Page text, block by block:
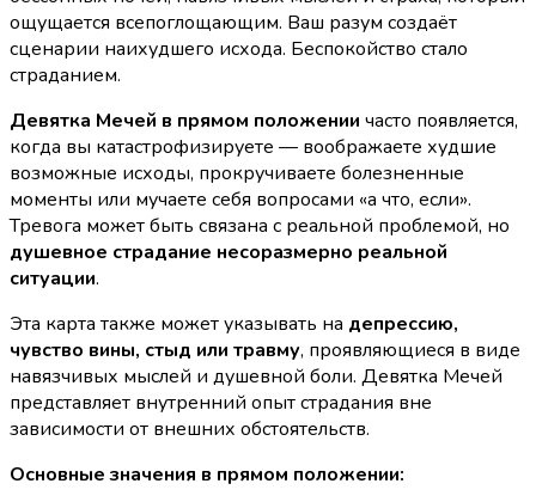
ощущается всепоглощающим. Ваш разум создаёт
сценарии наихудшего исхода. Беспокойство стало
страданием.
Девятка Мечей в прямом положении часто появляется,
когда вы катастрофизируете — воображаете худшие
возможные исходы, прокручиваете болезненные
моменты или мучаете себя вопросами «а что, если».
Тревога может быть связана с реальной проблемой, но
душевное страдание несоразмерно реальной
ситуации.
Эта карта также может указывать на депрессию,
чувство вины, стыд или травму, проявляющиеся в виде
навязчивых мыслей и душевной боли. Девятка Мечей
представляет внутренний опыт страдания вне
зависимости от внешних обстоятельств.
Основные значения в прямом положении: